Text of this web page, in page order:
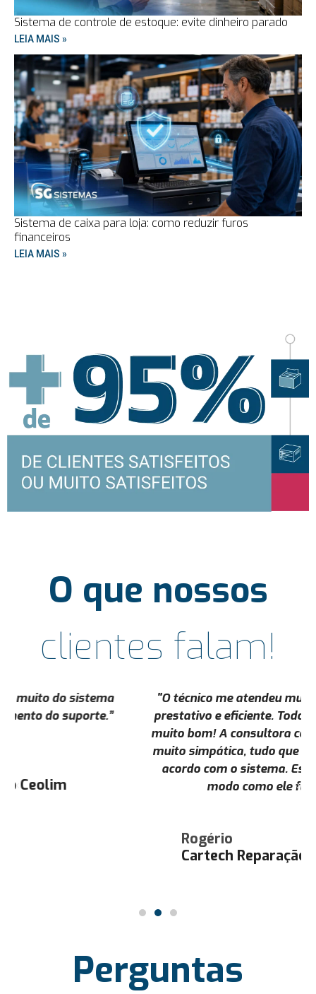
Sistema de controle de estoque: evite dinheiro parado
LEIA MAIS »
Sistema de caixa para loja: como reduzir furos
financeiros
LEIA MAIS »
O que nossos
clientes falam!
"O técnico me atendeu muito bem, foi muito
prestativo e eficiente. Todo o suporte da SG é
muito bom! A consultora comercial também é
muito simpática, tudo que ela passou está de
acordo com o sistema. Estou gostando do
modo como ele funciona."
Cartech Reparação Automotiva
Perguntas